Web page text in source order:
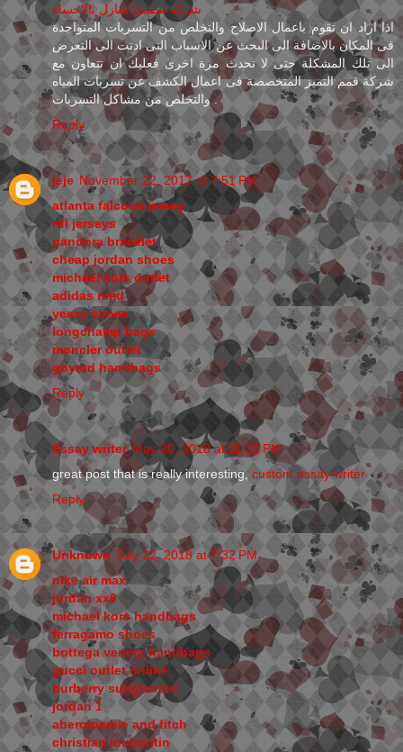
شركة تنظيف منازل بالاحساء
اذا اراد ان تقوم باعمال الاصلاح والتخلص من التسربات المتواجدة
فى المكان بالاضافة الى البحث عن الاسباب التى ادتت الى التعرض
الى تلك المشكلة حتى لا تحدث مرة اخرى فعليك ان تتعاون مع
شركة قمم التميز المتخصصة فى اعمال الكشف عن تسربات المياه
والتخلص من مشاكل التسربات .
Reply
jeje November 22, 2017 at 7:51 PM
atlanta falcons jersey
nfl jerseys
pandora bracelet
cheap jordan shoes
michael kors outlet
adidas nmd
yeezy shoes
longchamp bags
moncler outlet
goyard handbags
Reply
Essay writer May 20, 2018 at 11:32 PM
great post that is really interesting, custom essay writer
Reply
Unknown July 22, 2018 at 7:32 PM
nike air max
jordan xx9
michael kors handbags
ferragamo shoes
bottega veneta handbags
gucci outlet online
burberry sunglasses
jordan 1
abercrombie and fitch
christian louboutin